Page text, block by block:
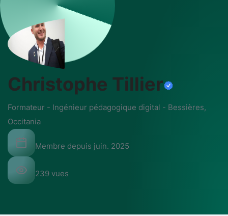
Christophe Tillier
Formateur - Ingénieur pédagogique digital - Bessières,
Occitania
Membre depuis juin. 2025
239 vues